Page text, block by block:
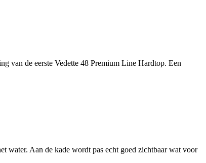
van de eerste Vedette 48 Premium Line Hardtop. Een
water. Aan de kade wordt pas echt goed zichtbaar wat voor